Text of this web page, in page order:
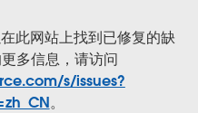
此网站上找到已修复的缺
多信息，请访问
s/issues?
。